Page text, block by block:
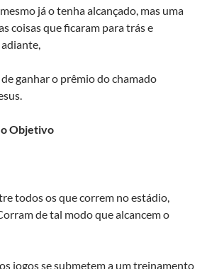
já o tenha alcançado, mas uma
coisas que ficaram para trás e
ganhar o prêmio do chamado
Objetivo
todos os que correm no estádio,
de tal modo que alcancem o
jogos se submetem a um treinamento